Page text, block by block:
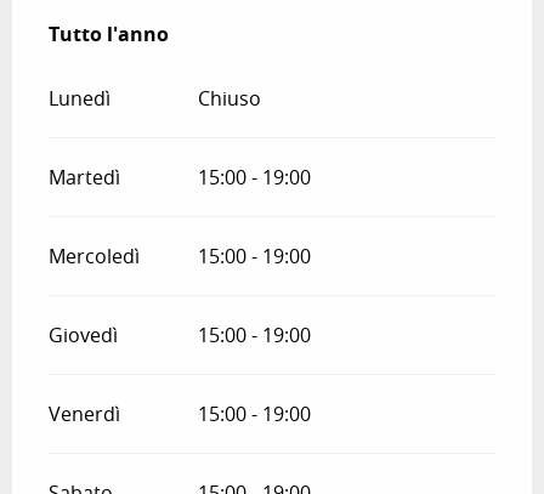
Tutto l'anno
Tutto l'anno
Lunedì Chiuso
Martedì 15:00 - 19:00
Mercoledì 15:00 - 19:00
Giovedì 15:00 - 19:00
Venerdì 15:00 - 19:00